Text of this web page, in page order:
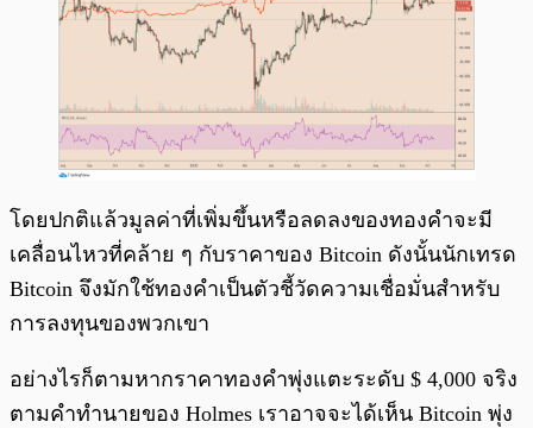
โดยปกติแล้วมูลค่าที่เพิ่มขึ้นหรือลดลงของทองคำจะมี
เคลื่อนไหวที่คล้าย ๆ กับราคาของ Bitcoin ดังนั้นนักเทรด
Bitcoin จึงมักใช้ทองคำเป็นตัวชี้วัดความเชื่อมั่นสำหรับ
การลงทุนของพวกเขา
อย่างไรก็ตามหากราคาทองคำพุ่งแตะระดับ $ 4,000 จริง
ตามคำทำนายของ Holmes เราอาจจะได้เห็น Bitcoin พุ่ง